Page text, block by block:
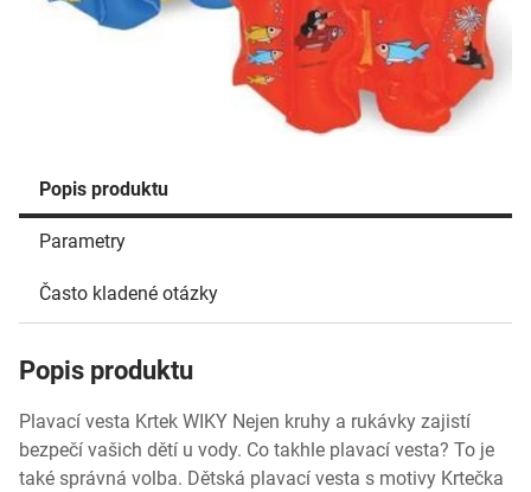
Popis produktu
Parametry
Často kladené otázky
Popis produktu
Plavací vesta Krtek WIKY Nejen kruhy a rukávky zajistí
bezpečí vašich dětí u vody. Co takhle plavací vesta? To je
také správná volba. Dětská plavací vesta s motivy Krtečka